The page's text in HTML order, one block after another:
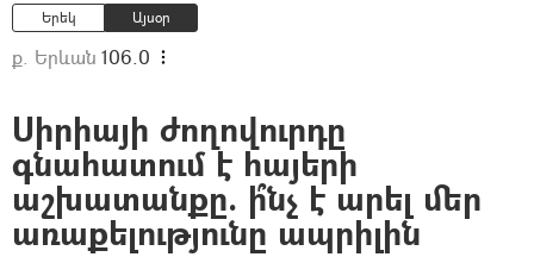
Երեկ Այսօր
ք. Երևան 106.0
Սիրիայի ժողովուրդը
գնահատում է հայերի
աշխատանքը. ի՞նչ է արել մեր
առաքելությունը ապրիլին